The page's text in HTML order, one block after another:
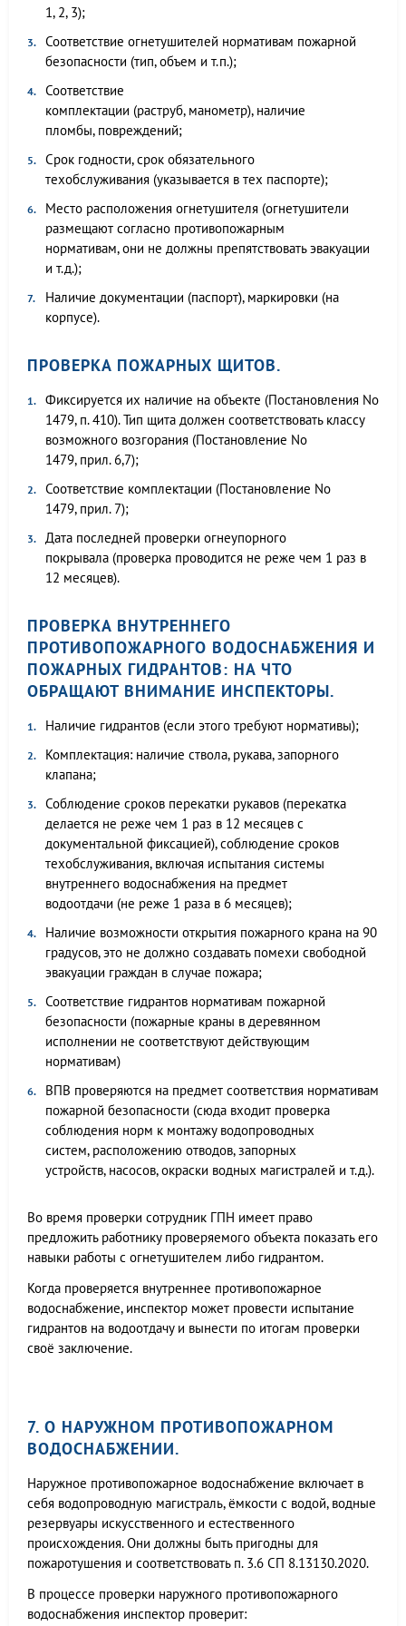
1, 2, 3);
Соответствие огнетушителей нормативам пожарной
безопасности (тип, объем и т.п.);
Соответствие
комплектации (раструб, манометр), наличие
пломбы, повреждений;
Срок годности, срок обязательного
техобслуживания (указывается в тех паспорте);
Место расположения огнетушителя (огнетушители
размещают согласно противопожарным
нормативам, они не должны препятствовать эвакуации
и т.д.);
Наличие документации (паспорт), маркировки (на
корпусе).
ПРОВЕРКА ПОЖАРНЫХ ЩИТОВ.
Фиксируется их наличие на объекте (Постановления No
1479, п. 410). Тип щита должен соответствовать классу
возможного возгорания (Постановление No
1479, прил. 6,7);
Соответствие комплектации (Постановление No
1479, прил. 7);
Дата последней проверки огнеупорного
покрывала (проверка проводится не реже чем 1 раз в
12 месяцев).
ПРОВЕРКА ВНУТРЕННЕГО
ПРОТИВОПОЖАРНОГО ВОДОСНАБЖЕНИЯ И
ПОЖАРНЫХ ГИДРАНТОВ: НА ЧТО
ОБРАЩАЮТ ВНИМАНИЕ ИНСПЕКТОРЫ.
Наличие гидрантов (если этого требуют нормативы);
Комплектация: наличие ствола, рукава, запорного
клапана;
Соблюдение сроков перекатки рукавов (перекатка
делается не реже чем 1 раз в 12 месяцев с
документальной фиксацией), соблюдение сроков
техобслуживания, включая испытания системы
внутреннего водоснабжения на предмет
водоотдачи (не реже 1 раза в 6 месяцев);
Наличие возможности открытия пожарного крана на 90
градусов, это не должно создавать помехи свободной
эвакуации граждан в случае пожара;
Соответствие гидрантов нормативам пожарной
безопасности (пожарные краны в деревянном
исполнении не соответствуют действующим
нормативам)
ВПВ проверяются на предмет соответствия нормативам
пожарной безопасности (сюда входит проверка
соблюдения норм к монтажу водопроводных
систем, расположению отводов, запорных
устройств, насосов, окраски водных магистралей и т.д.).
Во время проверки сотрудник ГПН имеет право
предложить работнику проверяемого объекта показать его
навыки работы с огнетушителем либо гидрантом.
Когда проверяется внутреннее противопожарное
водоснабжение, инспектор может провести испытание
гидрантов на водоотдачу и вынести по итогам проверки
своё заключение.
7. О НАРУЖНОМ ПРОТИВОПОЖАРНОМ
ВОДОСНАБЖЕНИИ.
Наружное противопожарное водоснабжение включает в
себя водопроводную магистраль, ёмкости с водой, водные
резервуары искусственного и естественного
происхождения. Они должны быть пригодны для
пожаротушения и соответствовать п. 3.6 СП 8.13130.2020.
В процессе проверки наружного противопожарного
водоснабжения инспектор проверит: